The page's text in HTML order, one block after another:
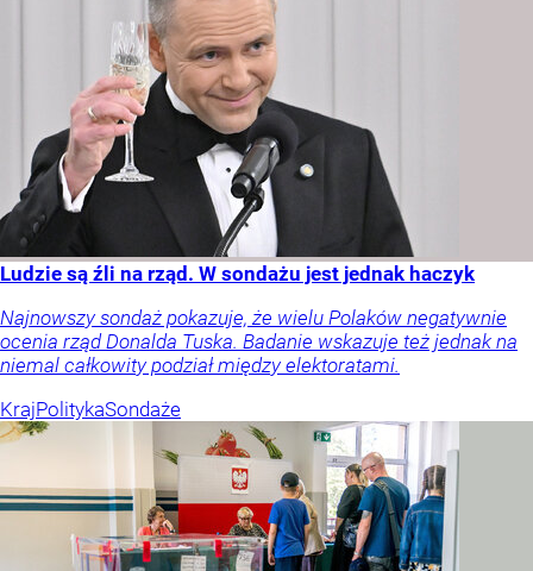
Ludzie są źli na rząd. W sondażu jest jednak haczyk
Najnowszy sondaż pokazuje, że wielu Polaków negatywnie
ocenia rząd Donalda Tuska. Badanie wskazuje też jednak na
niemal całkowity podział między elektoratami.
KrajPolitykaSondaże